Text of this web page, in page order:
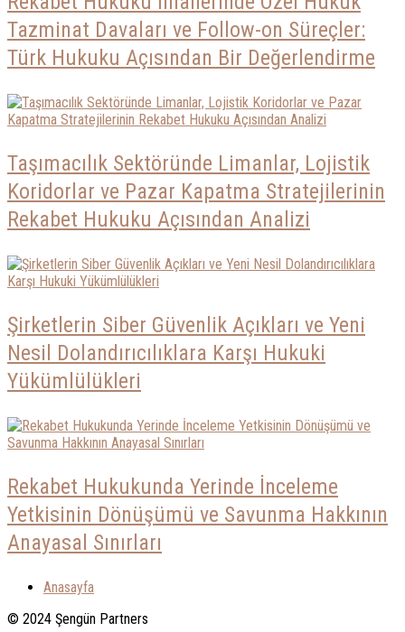
Tazminat Davaları ve Follow-on Süreçler:
Türk Hukuku Açısından Bir Değerlendirme
Taşımacılık Sektöründe Limanlar, Lojistik
Koridorlar ve Pazar Kapatma Stratejilerinin
Rekabet Hukuku Açısından Analizi
Şirketlerin Siber Güvenlik Açıkları ve Yeni
Nesil Dolandırıcılıklara Karşı Hukuki
Yükümlülükleri
Rekabet Hukukunda Yerinde İnceleme
Yetkisinin Dönüşümü ve Savunma Hakkının
Anayasal Sınırları
Anasayfa
© 2024 Şengün Partners